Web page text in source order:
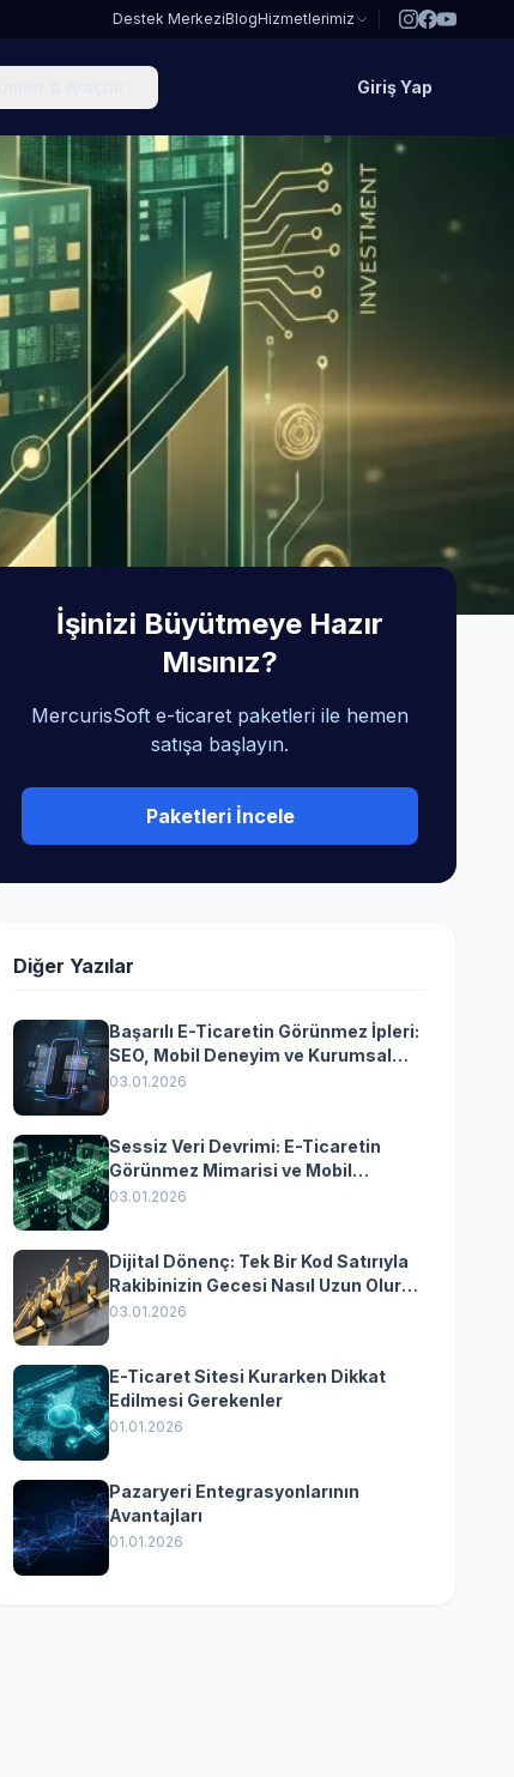
Destek MerkeziBlogHizmetlerimiz
Giriş Yap
İşinizi Büyütmeye Hazır
Mısınız?
MercurisSoft e-ticaret paketleri ile hemen
satışa başlayın.
Paketleri İncele
Diğer Yazılar
Başarılı E-Ticaretin Görünmez İpleri:
SEO, Mobil Deneyim ve Kurumsal
Yazılımın Kazandıran
03.01.2026
Sessiz Veri Devrimi: E-Ticaretin
Görünmez Mimarisi ve Mobil
Dönüşümün Kurumsal Anahtarı
03.01.2026
Dijital Dönenç: Tek Bir Kod Satırıyla
Rakibinizin Gecesi Nasıl Uzun Olur?
(Kurumsal Yazılımın Güçlü Rolü)
03.01.2026
E-Ticaret Sitesi Kurarken Dikkat
Edilmesi Gerekenler
01.01.2026
Pazaryeri Entegrasyonlarının
Avantajları
01.01.2026